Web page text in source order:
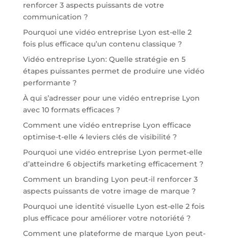
renforcer 3 aspects puissants de votre
communication ?
Pourquoi une vidéo entreprise Lyon est-elle 2
fois plus efficace qu’un contenu classique ?
Vidéo entreprise Lyon: Quelle stratégie en 5
étapes puissantes permet de produire une vidéo
performante ?
À qui s’adresser pour une vidéo entreprise Lyon
avec 10 formats efficaces ?
Comment une vidéo entreprise Lyon efficace
optimise-t-elle 4 leviers clés de visibilité ?
Pourquoi une vidéo entreprise Lyon permet-elle
d’atteindre 6 objectifs marketing efficacement ?
Comment un branding Lyon peut-il renforcer 3
aspects puissants de votre image de marque ?
Pourquoi une identité visuelle Lyon est-elle 2 fois
plus efficace pour améliorer votre notoriété ?
Comment une plateforme de marque Lyon peut-